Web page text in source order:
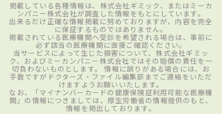
掲載している各種情報は、株式会社ギミック、またはミーカ
ンパニー株式会社が調査した情報をもとにしています。
出来るだけ正確な情報掲載に努めておりますが、内容を完全
に保証するものではありません。
掲載されている医療機関へ受診を希望される場合は、事前に
必ず該当の医療機関に直接ご確認ください。
当サービスによって生じた損害について、株式会社ギミッ
ク、およびミーカンパニー株式会社ではその賠償の責任を一
切負わないものとします。 情報に誤りがある場合には、お
手数ですがドクターズ・ファイル編集部までご連絡をいただ
けますようお願いいたします。
なお、「マイナンバーカードの健康保険証利用可能な医療機
関」の情報につきましては、厚生労働省の情報提供のもと、
情報を掲出しております。